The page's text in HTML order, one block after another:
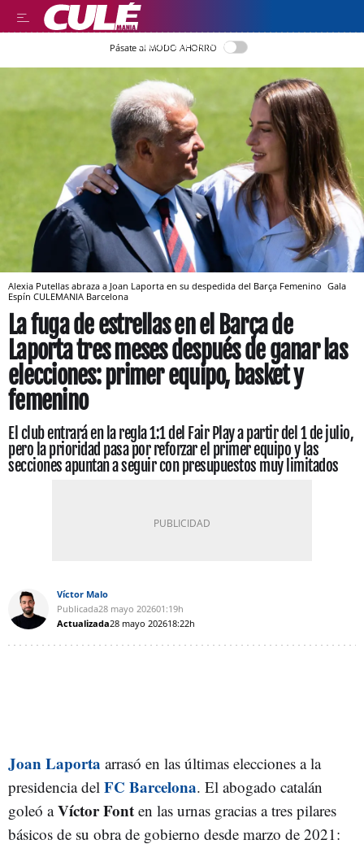
LLEGIR EN CATALÀ
Pásate al MODO AHORRO
Alexia Putellas abraza a Joan Laporta en su despedida del Barça Femenino Gala
Espín CULEMANIA Barcelona
La fuga de estrellas en el Barça de
Laporta tres meses después de ganar las
elecciones: primer equipo, basket y
femenino
El club entrará en la regla 1:1 del Fair Play a partir del 1 de julio,
pero la prioridad pasa por reforzar el primer equipo y las
secciones apuntan a seguir con presupuestos muy limitados
Víctor Malo
Publicada28 mayo 202601:19h
Actualizada28 mayo 202618:22h
Joan Laporta arrasó en las últimas elecciones a la
presidencia del FC Barcelona. El abogado catalán
goleó aVíctorFont en las urnas gracias a tres pilares
básicos de su obra de gobierno desde marzo de 2021: